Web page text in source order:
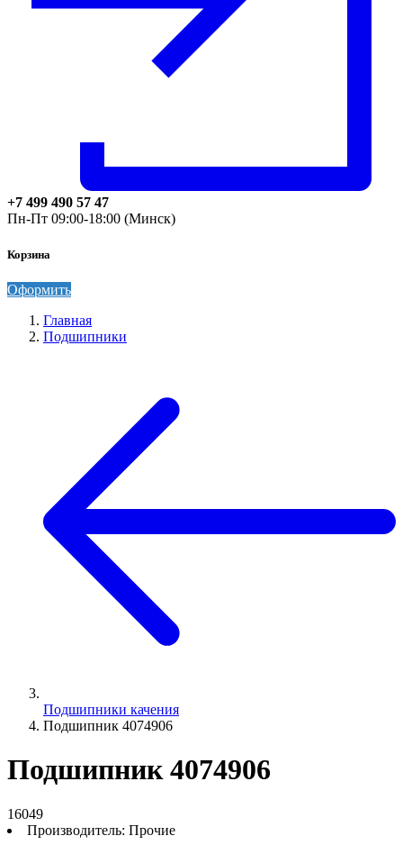
+7 499 490 57 47
Пн-Пт 09:00-18:00 (Минск)
Корзина
Оформить
Главная
Подшипники
Подшипники качения
Подшипник 4074906
Подшипник 4074906
16049
Производитель: Прочие